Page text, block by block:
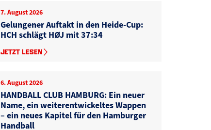
7. August 2026
Gelungener Auftakt in den Heide-Cup:
HCH schlägt HØJ mit 37:34
JETZT LESEN
6. August 2026
HANDBALL CLUB HAMBURG: Ein neuer
Name, ein weiterentwickeltes Wappen
– ein neues Kapitel für den Hamburger
Handball